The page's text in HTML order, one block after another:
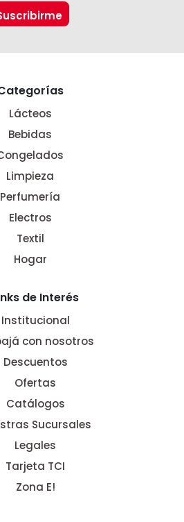
Lácteos
Bebidas
Limpieza
Perfumería
Electros
Textil
Hogar
de Interés
Institucional
con nosotros
Descuentos
Ofertas
Catálogos
Sucursales
Legales
Tarjeta TCI
Zona E!